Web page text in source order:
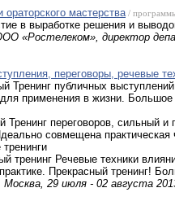
мастерства /
в выработке решения и
«Ростелеком», директор
переговоры, речевые
публичных
применения в жизни.
переговоров, сильный и
совмещена практическая
тренинг Речевые техники
Прекрасный тренинг!
29 июля - 02 августа